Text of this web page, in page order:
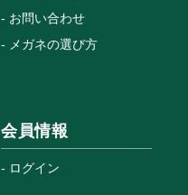
お問い合わせ
メガネの選び方
会員情報
ログイン